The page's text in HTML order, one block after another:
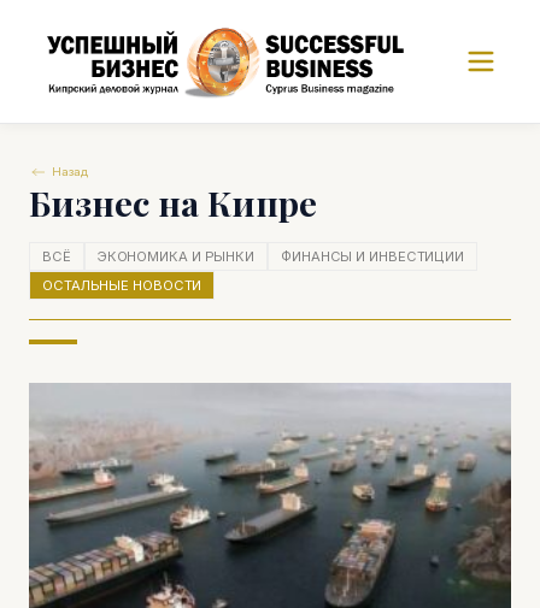
Назад
Бизнес на Кипре
ВСЁ ЭКОНОМИКА И РЫНКИ
ФИНАНСЫ И ИНВЕСТИЦИИ
ОСТАЛЬНЫЕ НОВОСТИ